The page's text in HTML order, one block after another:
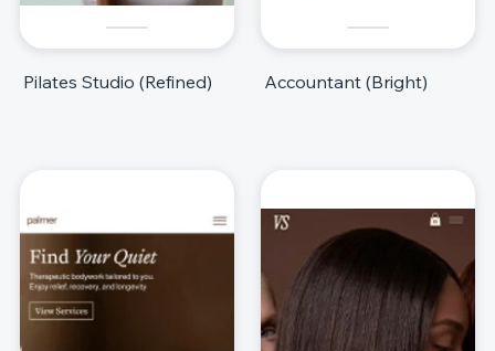
Pilates Studio (Refined) Accountant (Bright)